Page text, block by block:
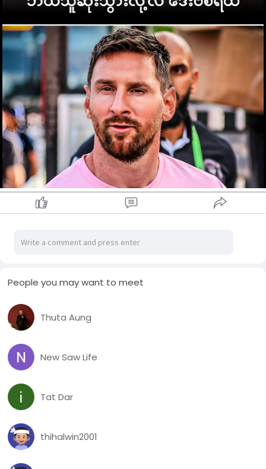
ျနော်လည်း တစ်ခုခုဖြစ်နေတယ်ထင်ပြီး အိပ်ယာကနေထ မျက်မှန်
ပ်ပြီး ဖုန်းကိုဖွင့်ကြည့်လိုက်တော့ လီယို မက်ဆီက ကျနော်တို့မိုင်
ာမီကို ပြောင်းလာတော့မယ်ဆိုတဲ့ သတင်းကိုမြင်လိုက်ရပါလေ
ော။
တော-င် ကြက်သီးတွေထလာပြီဗျာ။
ျနော် အိပ်ယာပေါ်မှာပြန်ထိုင်ပြီး မျက်ရည်
ေတော-င် ကျလာမိတဲ့အထိပါပဲ။ ဗစ်တိုးရိးယားကတော့ "ဘာဖြစ်
လဲ၊ တစ်ခုခုဖြစ်လို့လား၊ တ‌စ်ယောက်ယောက် ဆုံးသွားလို့လား" ဆို
ြီး မေးတယ်။
ျနော်က "လီယိုလာနေပြီ၊ သူမိုင်ယာမီကိုလာနေပြီ"လို့ ပြန်ပြောလိုက်
ာပေါ့။ ပြီးတော့ ကျနော် လူမှုကွန်ရက်တွေပေါ်မှာလည်း သတင်း
ေကို လိုက်ဖတ်ကြည့်ရပါသေးတယ်။
ဒီနောက် ကျနော့်ရဲ့ပါတနာ ဟိုဆေးကလည်း 'မယုံနိုင်စရာပဲ' တဲ့။
ျနော်ကလည်း 'အေး ငါလည်း မယုံသေးဘူး၊ မိုင်ယာမီကို မက်ဆီ
ရှင်လ-တ်လ-တ် ခြေချတာကို မြင်လိုက်ရမှ ယုံနိုင်မယ်။' လို့ပြော
ြီး ဟိုဆေးရယ်၊ သူ့မိန်းမရယ်ကို လေဆိပ်မှာ သွားစောင့်ခိုင်းလိုက်
ယ်။
ဆင်းလာမှ စိတ်ဒုံးဒုံးချလို့ ရမယ်လို့။ မဟုတ်ရင် သူ့ရဲ့(ညီ)ကို ငါတို့
ေ စာချုပ်ချုပ်မိ သွားဦးမယ်လို့တော-င် နောက်လိုက်သေးတယ်။
လျှောက်လုံးမှာ အကောင်းဆုံး ကစားသမားပါပဲ။ ❞ ❤🇦🇷
ဒေးဗစ်ဘက်ခမ်း (အင်တာမိုင်ယာမီအသင်းပိုင်ရှင်)
People you may want to meet
Thuta Aung
New Saw Life
Tat Dar
thihalwin2001